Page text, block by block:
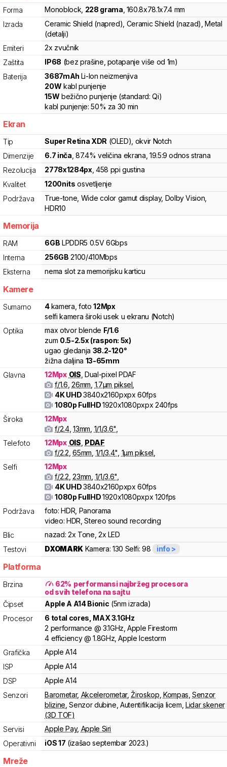
Forma Monoblock 228 grama 160.8x78.1x7.4mm
Izrada
Ceramic Shield (napred), Ceramic Shield (nazad), Metal
(detalji)
Emiteri
2x zvučnik
Zaštita
IP68 (bez prašine, potapanje više od 1m)
Baterija
3687mAh Li-Ion neizmenjiva
20W kabl punjenje
15W bežično punjenje (standard: Qi)
kabl punjenje:50% za 30 min
Ekran
Tip Super Retina XDR (OLED) , okvir Notch
Dimenzije
6.7 inča , 87.4% veličina ekrana , 19.5:9 odnos strana
Rezolucija
2778x1284px, 458 ppi gustina
Kvalitet
1200nits osvetljenje
Podržava
True-tone Wide color gamut display, Dolby Vision
HDR10
Memorija
RAM 6GB LPDDR5 0.5V 6Gbps
Interna
256GB 2100/410Mbps
Eksterna
nema slot za memorijsku karticu
Kamere
Sumarno 4kamera foto12Mpx
selfi kamera široki usek u ekranu (Notch)
Optika
max otvor blende F/1.6
zum 0.5-2.5x (raspon: 5x)
ugao gledanja 38.2-120°
žižna daljina 13-65mm
Glavna
12Mpx OIS Dual-pixel PDAF
f/1.6 26mm 1.7µm piksel
4K UHD3840x2160pxpx60fps
1080p FullHD1920x1080pxpx240fps
Široka
12Mpx
f/2.4, 13mm 1/1/3.6"
Telefoto
12Mpx OIS PDAF
f/2.2 65mm 1/1/3.4" 1µm piksel
Selfi
12Mpx
f/2.2 23mm 1/1/3.6"
4K UHD3840x2160pxpx60fps
1080p FullHD1920x1080pxpx120fps
Podržava
foto: HDR, Panorama
video: HDR, Stereo sound recording
Blic
nazad: 2x Tone, 2x LED
Testovi
DXOMARK Kamera: 130 Selfi: 98 info >
Platforma
Brzina 62% performansi najbržeg procesora
od svih telefona na sajtu
Čipset
Apple A A14 Bionic (5nm izrada)
Procesor
6 total cores , MAX3.1GHz
2 performance @ 3.1GHz,Apple Firestorm
4 efficiency @ 1.8GHz,Apple Icestorm
Grafička
Apple A14
ISP
Apple A14
DSP
Apple A14
Senzori
Barometar, Akcelerometar,Žiroskop Kompas ,Senzor
blizine ,Senzor dubine ,Autentifikacija licem ,Lidar skener
(3D TOF)
Servisi
Apple Pay, Apple Siri
Operativni
iOS 17 (izašao septembar 2023.)
Mreže